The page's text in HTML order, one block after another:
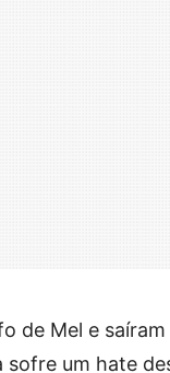
de Mel e
um hate